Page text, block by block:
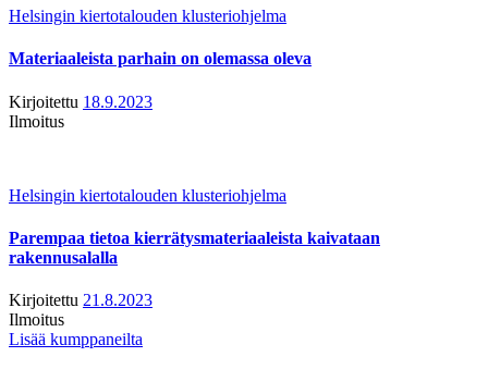
Helsingin kiertotalouden klusteriohjelma
Materiaaleista parhain on olemassa oleva
Kirjoitettu 18.9.2023
Ilmoitus
Helsingin kiertotalouden klusteriohjelma
Parempaa tietoa kierrätysmateriaaleista kaivataan
rakennusalalla
Kirjoitettu 21.8.2023
Ilmoitus
Lisää kumppaneilta